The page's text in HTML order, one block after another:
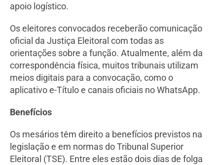
apoio logístico.
Os eleitores convocados receberão comunicação
oficial da Justiça Eleitoral com todas as
orientações sobre a função. Atualmente, além da
correspondência física, muitos tribunais utilizam
meios digitais para a convocação, como o
aplicativo e-Título e canais oficiais no WhatsApp.
Benefícios
Os mesários têm direito a benefícios previstos na
legislação e em normas do Tribunal Superior
Eleitoral (TSE). Entre eles estão dois dias de folga